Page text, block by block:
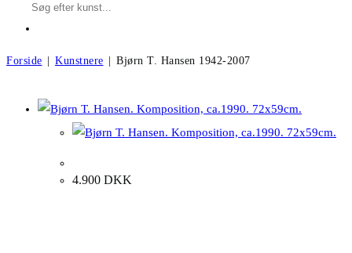
Forside | Kunstnere | Bjørn T. Hansen 1942-2007
4.900 DKK